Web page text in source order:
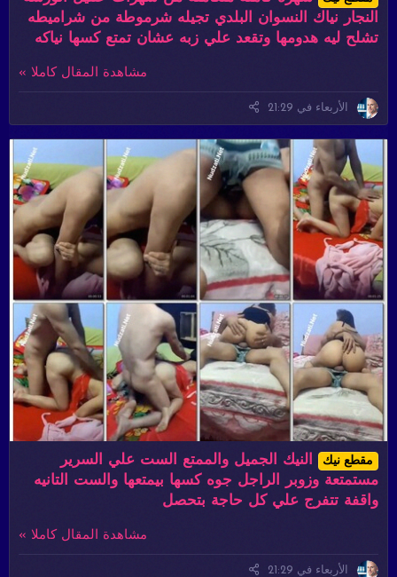
النجار نياك النسوان البلدي تجيله شرموطة من شراميطه
تشلح ليه هدومها وتقعد علي زبه عشان تمتع كسها نياكه
مشاهدة المقال كاملا »
الأربعاء في 21:29
مقطع نيك
النيك الجميل والممتع الست علي السرير
مستمتعة وزوبر الراجل جوه كسها بيمتعها والست التانيه
واقفة تتفرج علي كل حاجة بتحصل
مشاهدة المقال كاملا »
الأربعاء في 21:29